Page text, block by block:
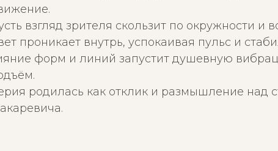
взгляд зрителя скользит по окружности и
проникает внутрь, успокаивая пульс и
форм и линий запустит душевную
родилась как отклик и размышление над